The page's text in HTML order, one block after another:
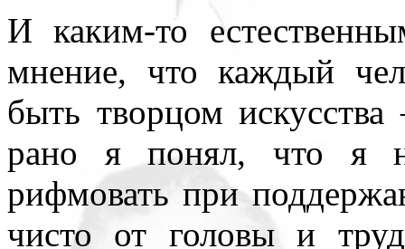
противопоставляя
подсознательное часто
то обеспечивает любое
одна его часть, которая –
– обеспечивает в
подсознаний автора и
И каким-то
мнение, что каждый
быть творцом
рано я понял, что я
рифмовать при
чисто от головы и